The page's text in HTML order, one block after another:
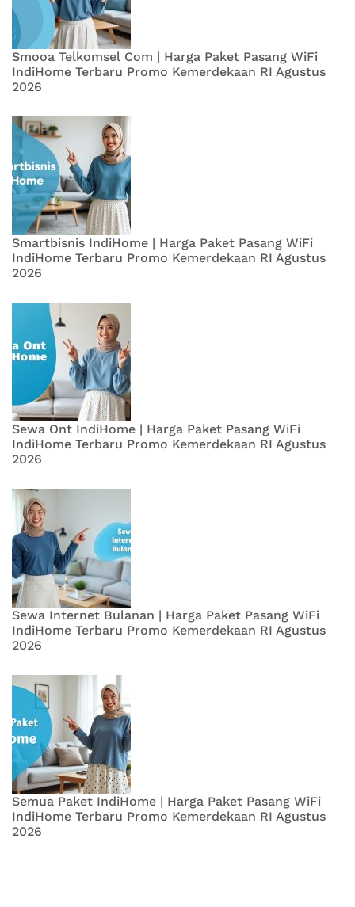
Smooa Telkomsel Com | Harga Paket Pasang WiFi
IndiHome Terbaru Promo Kemerdekaan RI Agustus
2026
Smartbisnis IndiHome | Harga Paket Pasang WiFi
IndiHome Terbaru Promo Kemerdekaan RI Agustus
2026
Sewa Ont IndiHome | Harga Paket Pasang WiFi
IndiHome Terbaru Promo Kemerdekaan RI Agustus
2026
Sewa Internet Bulanan | Harga Paket Pasang WiFi
IndiHome Terbaru Promo Kemerdekaan RI Agustus
2026
Semua Paket IndiHome | Harga Paket Pasang WiFi
IndiHome Terbaru Promo Kemerdekaan RI Agustus
2026